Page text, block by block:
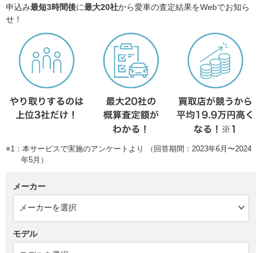
申込み最短3時間後に最大20社から愛車の査定結果をWebでお知ら
せ！
※1：本サービスで実施のアンケートより （回答期間：2023年6月〜2024
年5月）
メーカー
モデル